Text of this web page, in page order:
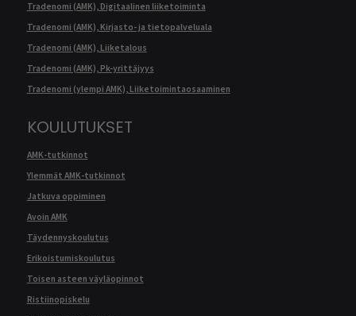
Tradenomi (AMK), Digitaalinen liiketoiminta
Tradenomi (AMK), Kirjasto- ja tietopalveluala
Tradenomi (AMK), Liiketalous
Tradenomi (AMK), Pk-yrittäjyys
Tradenomi (ylempi AMK), Liiketoimintaosaaminen
KOULUTUKSET
AMK-tutkinnot
Ylemmät AMK-tutkinnot
Jatkuva oppiminen
Avoin AMK
Täydennyskoulutus
Erikoistumiskoulutus
Toisen asteen väyläopinnot
Ristiinopiskelu